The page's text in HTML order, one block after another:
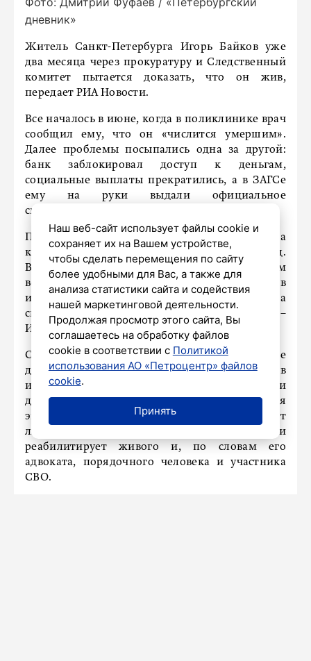
дневник»
Житель Санкт-Петербурга Игорь Байков уже
два месяца через прокуратуру и Следственный
комитет пытается доказать, что он жив,
передает РИА Новости.
Все началось в июне, когда в поликлинике врач
сообщил ему, что он «числится умершим».
Далее проблемы посыпались одна за другой:
банк заблокировал доступ к деньгам,
социальные выплаты прекратились, а в ЗАГСе
ему на руки выдали официальное
свидетельство о его собственной смерти.
Причиной этой чудовищной ошибки стала
кража паспорта Байкова четыре года назад.
Выяснилось, что украденным документом
воспользовался другой человек, который в
итоге умер. Система автоматически записала
смерть на оригинального владельца паспорта –
Игоря Байкова.
Сейчас по делу уже проводятся процессуальные
действия: прокурор согласился выступить в
интересах Байкова, а следователи изъяли
документы в морге. Ожидается судебная
экспертиза, которая официально установит
личность настоящего умершего и
реабилитирует живого и, по словам его
адвоката, порядочного человека и участника
СВО.
Наш веб-сайт использует файлы cookie и
сохраняет их на Вашем устройстве,
чтобы сделать перемещения по сайту
более удобными для Вас, а также для
анализа статистики сайта и содействия
нашей маркетинговой деятельности.
Продолжая просмотр этого сайта, Вы
соглашаетесь на обработку файлов
cookie в соответствии с Политикой
использования АО «Петроцентр» файлов
cookie.
Принять